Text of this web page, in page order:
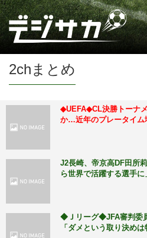
2chまとめ
◆UEFA◆CL決勝トーナ
か…近年のプレータイム
J2長崎、帝京高DF田所
ら世界で活躍する選手に
◆Ｊリーグ◆JFA審判委
「ダメという取り決めは